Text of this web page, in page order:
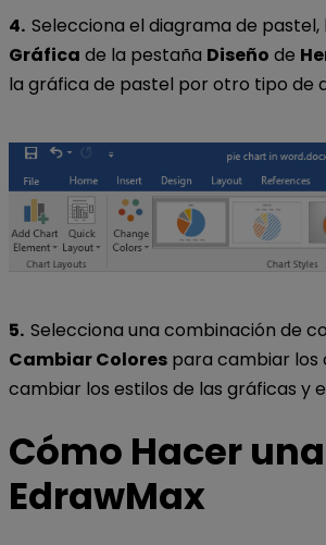
4. Selecciona el diagrama de
Gráfica de la pestaña Diseño de
la gráfica de pastel por otro tipo de
5. Selecciona una combinación de
Cambiar Colorespara cambiar los
cambiar los estilos de las gráficas y
Cómo Hacer
EdrawMax